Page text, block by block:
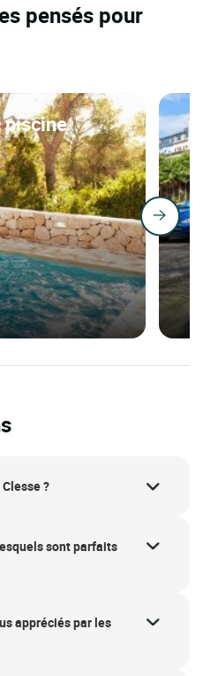
pensés pour
piscine
?
sont parfaits
appréciés par les